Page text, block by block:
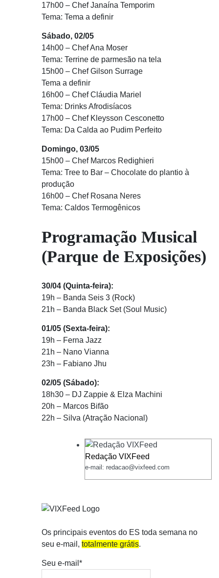
17h00 – Chef Janaína Temporim
Tema: Tema a definir
Sábado, 02/05
14h00 – Chef Ana Moser
Tema: Terrine de parmesão na tela
15h00 – Chef Gilson Surrage
Tema a definir
16h00 – Chef Cláudia Mariel
Tema: Drinks Afrodisíacos
17h00 – Chef Kleysson Cesconetto
Tema: Da Calda ao Pudim Perfeito
Domingo, 03/05
15h00 – Chef Marcos Redighieri
Tema: Tree to Bar – Chocolate do plantio à
produção
16h00 – Chef Rosana Neres
Tema: Caldos Termogênicos
Programação Musical
(Parque de Exposições)
30/04 (Quinta-feira):
19h – Banda Seis 3 (Rock)
21h – Banda Black Set (Soul Music)
01/05 (Sexta-feira):
19h – Ferna Jazz
21h – Nano Vianna
23h – Fabiano Jhu
02/05 (Sábado):
18h30 – DJ Zappie & Elza Machini
20h – Marcos Bifão
22h – Silva (Atração Nacional)
Redação VIXFeed
e-mail: redacao@vixfeed.com
Os principais eventos do ES toda semana no
seu e-mail, totalmente grátis.
Seu e-mail*